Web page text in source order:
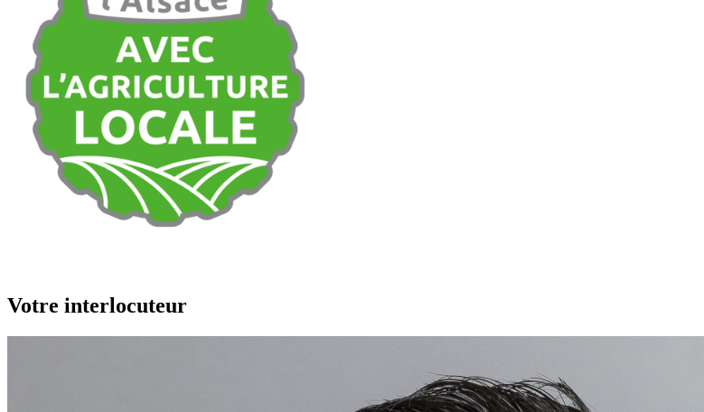
Votre interlocuteur